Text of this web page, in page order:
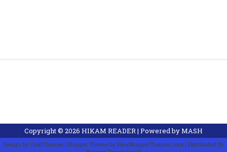
Copyright © 2026 HIKAM READER| Powered byMASH
Design byFlexiThemes | Blogger Theme byNewBloggerThemes.com | Distributed By